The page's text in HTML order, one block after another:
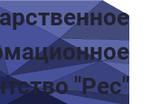
"Рес"